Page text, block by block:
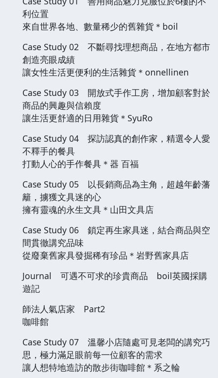
利位置
來自世界各地、數量稀少的舊雜貨＊boil
Case Study 02 不斷尋找理想商品，在地方都市
創造亮眼成績
讓女性生活更便利的生活雜貨＊onnellinen
Case Study 03 開放式手作工房，增加顧客對於
商品的興趣與信賴度
讓生活更舒適的日用雜貨＊SyuRo
Case Study 04 探訪認真的創作家，精選令人愛
不釋手的餐具
打動人心的手作餐具＊器 百福
Case Study 05 以長銷商品為主角，超越年齡藩
籬，擄獲文具迷的心
擁有靈魂的永生文具＊山田文具店
Case Study 06 鎖定再生家具迷，結合商品與空
間貫徹講究品味
從廢棄舊家具發掘稀有珍品＊岩野舊家具店
Journal 可遇不可求的珍貴商品 boil英國採購
遊記
師法人氣店家 Part2
咖啡館
Case Study 07 溫馨小店隨處可見老闆的講究巧
思，極力滿足眼前每一位顧客的需求
讓人想特地造訪的散步街咖啡館＊系之輪